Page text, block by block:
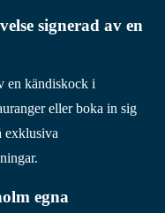
signerad av en
en kändiskock i
eller boka in sig
exklusiva
egna